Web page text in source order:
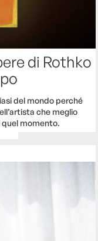
di Rothko
del mondo perché
che meglio
momento.